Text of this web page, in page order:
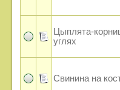
Цыплята-
углях
Свинина на